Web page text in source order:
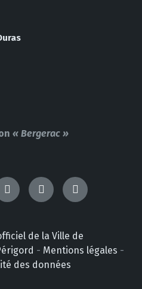
« Bergerac »
InstagramYouTube LinkedIn
de la Ville de
- Mentions légales -
des données